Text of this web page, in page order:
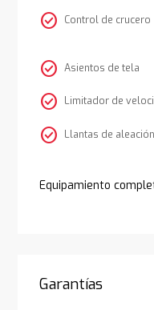
check_circle Control de crucero
check_circle Asientos de tela
check_circle Limitador de
check_circle Llantas de aleación
Equipamiento
Garantías